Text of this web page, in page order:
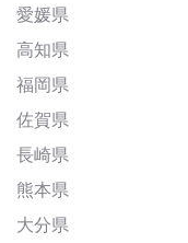
愛媛県
高知県
福岡県
佐賀県
長崎県
熊本県
大分県